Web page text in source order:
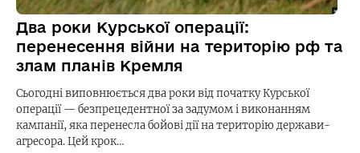
Два роки Курської операції:
перенесення війни на територію рф та
злам планів Кремля
Сьогодні виповнюється два роки від початку Курської
операції — безпрецедентної за задумом і виконанням
кампанії, яка перенесла бойові дії на територію держави-
агресора. Цей крок…